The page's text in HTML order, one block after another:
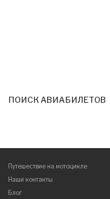
ПОИСК АВИАБИЛЕТОВ
Путешествие на мотоцикле
Наши контакты
Блог